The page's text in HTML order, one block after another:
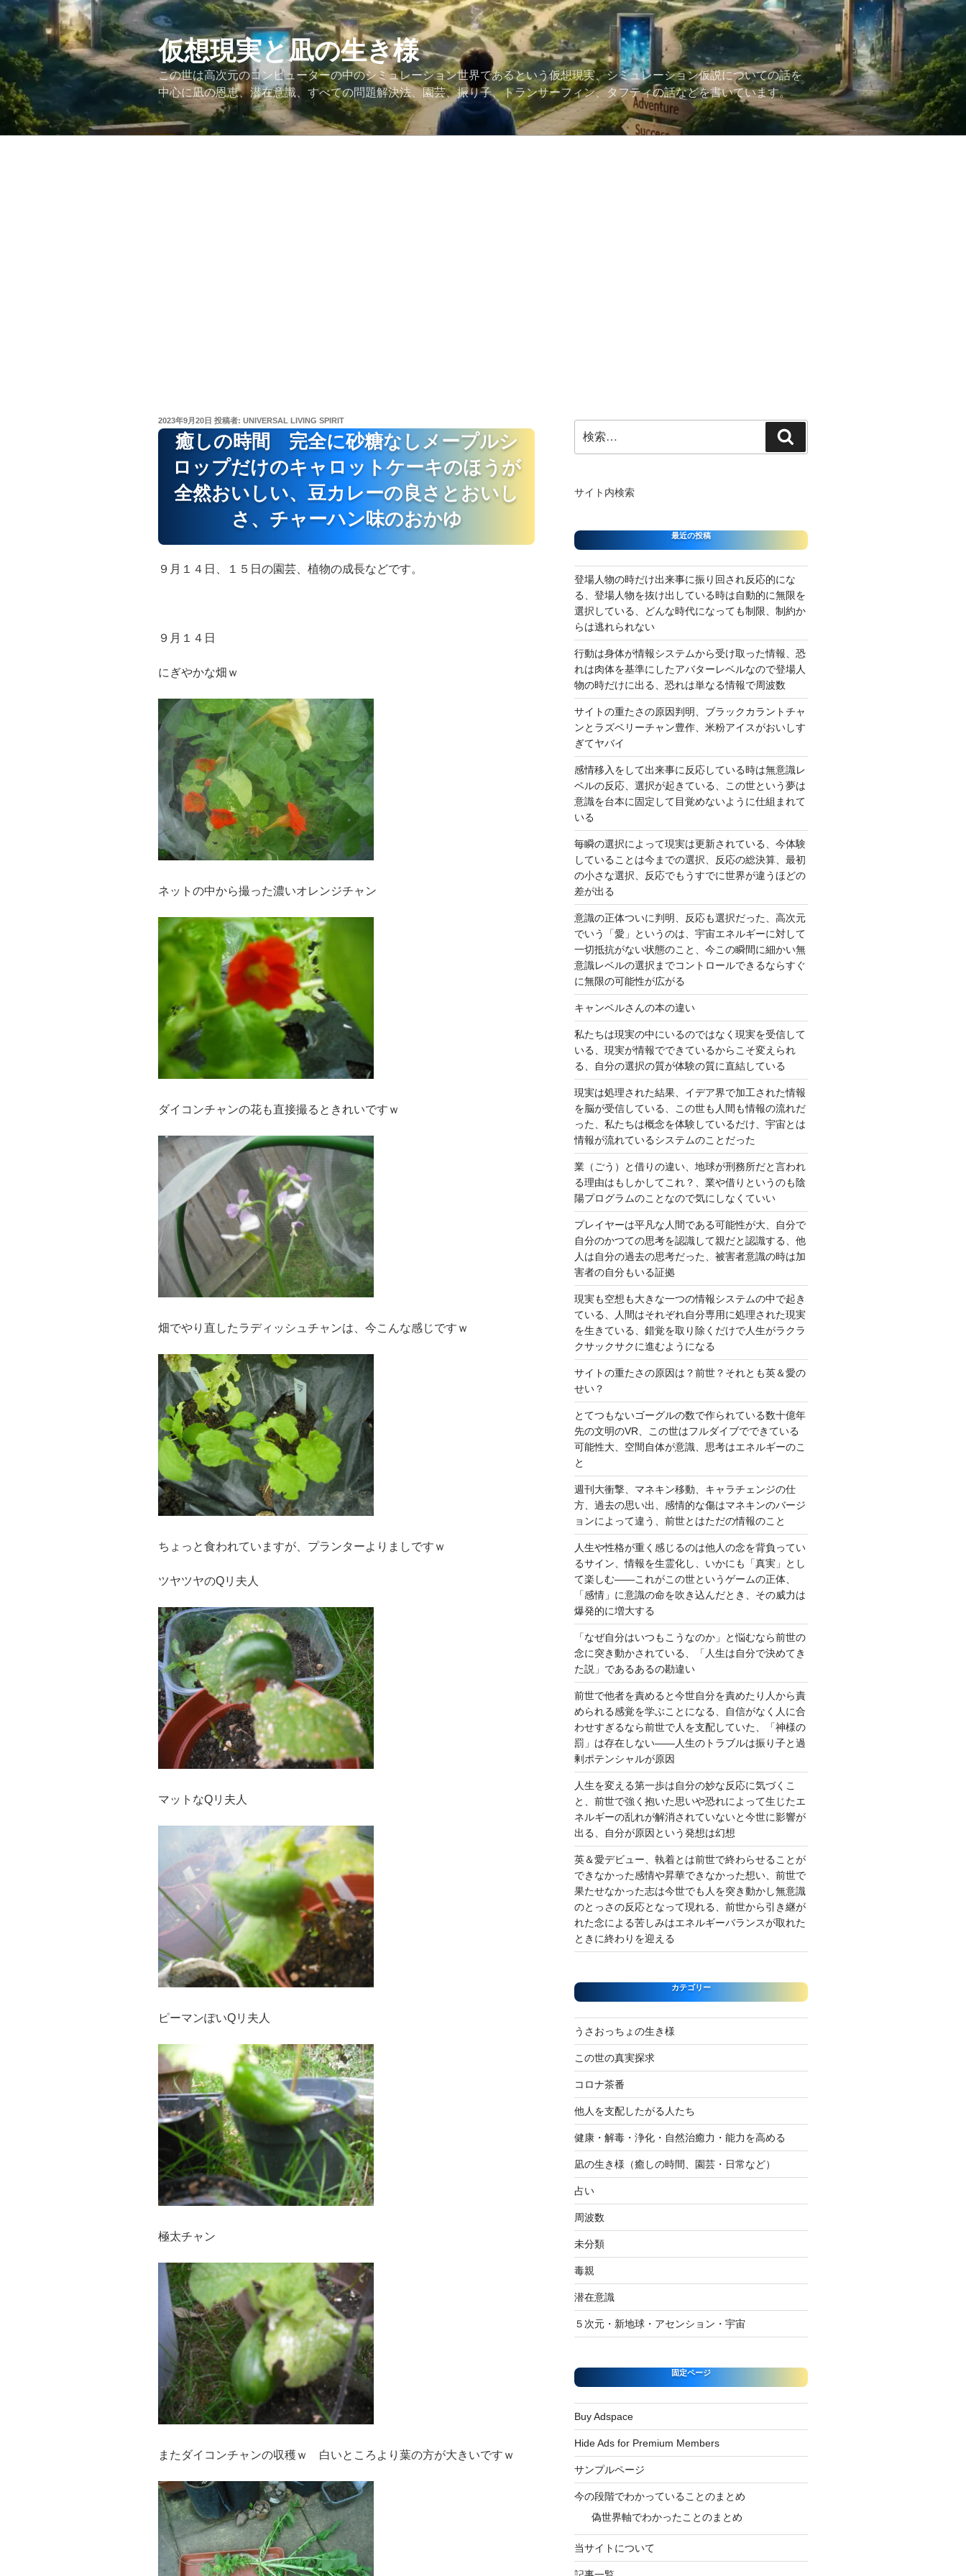
コ
テ
ン
ツ
へ
ス
仮想現実と凪の生き様
この世は高次元のコンピューターの中のシミュレーション世界であるという仮想現実、シミュレーション仮説についての話を
中心に凪の恩恵、潜在意識、すべての問題解決法、園芸、振り子、トランサーフィン、タフティの話などを書いています。
投
稿
2023年9月20日 投稿者: UNIVERSAL LIVING SPIRIT
癒しの時間 完全に砂糖なしメープルシ
ロップだけのキャロットケーキのほうが
全然おいしい、豆カレーの良さとおいし
さ、チャーハン味のおかゆ
９月１４日、１５日の園芸、植物の成長などです。
９月１４日
にぎやかな畑ｗ
ネットの中から撮った濃いオレンジチャン
ダイコンチャンの花も直接撮るときれいですｗ
畑でやり直したラディッシュチャンは、今こんな感じですｗ
ちょっと食われていますが、プランターよりましですｗ
ツヤツヤのQリ夫人
マットなQリ夫人
ピーマンぽいQリ夫人
極太チャン
またダイコンチャンの収穫ｗ 白いところより葉の方が大きいですｗ
索:
索
サイト内検索
最近の投稿
登場人物の時だけ出来事に振り回され反応的にな
る、登場人物を抜け出している時は自動的に無限を
選択している、どんな時代になっても制限、制約か
らは逃れられない
行動は身体が情報システムから受け取った情報、恐
れは肉体を基準にしたアバターレベルなので登場人
物の時だけに出る、恐れは単なる情報で周波数
サイトの重たさの原因判明、ブラックカラントチャ
ンとラズベリーチャン豊作、米粉アイスがおいしす
ぎてヤバイ
感情移入をして出来事に反応している時は無意識レ
ベルの反応、選択が起きている、この世という夢は
意識を台本に固定して目覚めないように仕組まれて
いる
毎瞬の選択によって現実は更新されている、今体験
していることは今までの選択、反応の総決算、最初
の小さな選択、反応でもうすでに世界が違うほどの
差が出る
意識の正体ついに判明、反応も選択だった、高次元
でいう「愛」というのは、宇宙エネルギーに対して
一切抵抗がない状態のこと、今この瞬間に細かい無
意識レベルの選択までコントロールできるならすぐ
に無限の可能性が広がる
キャンベルさんの本の違い
私たちは現実の中にいるのではなく現実を受信して
いる、現実が情報でできているからこそ変えられ
る、自分の選択の質が体験の質に直結している
現実は処理された結果、イデア界で加工された情報
を脳が受信している、この世も人間も情報の流れだ
った、私たちは概念を体験しているだけ、宇宙とは
情報が流れているシステムのことだった
業（ごう）と借りの違い、地球が刑務所だと言われ
る理由はもしかしてこれ？、業や借りというのも陰
陽プログラムのことなので気にしなくていい
プレイヤーは平凡な人間である可能性が大、自分で
自分のかつての思考を認識して親だと認識する、他
人は自分の過去の思考だった、被害者意識の時は加
害者の自分もいる証拠
現実も空想も大きな一つの情報システムの中で起き
ている、人間はそれぞれ自分専用に処理された現実
を生きている、錯覚を取り除くだけで人生がラクラ
クサックサクに進むようになる
サイトの重たさの原因は？前世？それとも英＆愛の
せい？
とてつもないゴーグルの数で作られている数十億年
先の文明のVR、この世はフルダイブでできている
可能性大、空間自体が意識、思考はエネルギーのこ
と
週刊大衝撃、マネキン移動、キャラチェンジの仕
方、過去の思い出、感情的な傷はマネキンのバージ
ョンによって違う、前世とはただの情報のこと
人生や性格が重く感じるのは他人の念を背負ってい
るサイン、情報を生霊化し、いかにも「真実」とし
て楽しむ――これがこの世というゲームの正体、
「感情」に意識の命を吹き込んだとき、その威力は
爆発的に増大する
「なぜ自分はいつもこうなのか」と悩むなら前世の
念に突き動かされている、「人生は自分で決めてき
た説」であるあるの勘違い
前世で他者を責めると今世自分を責めたり人から責
められる感覚を学ぶことになる、自信がなく人に合
わせすぎるなら前世で人を支配していた、「神様の
罰」は存在しない――人生のトラブルは振り子と過
剰ポテンシャルが原因
人生を変える第一歩は自分の妙な反応に気づくこ
と、前世で強く抱いた思いや恐れによって生じたエ
ネルギーの乱れが解消されていないと今世に影響が
出る、自分が原因という発想は幻想
英＆愛デビュー、執着とは前世で終わらせることが
できなかった感情や昇華できなかった想い、前世で
果たせなかった志は今世でも人を突き動かし無意識
のとっさの反応となって現れる、前世から引き継が
れた念による苦しみはエネルギーバランスが取れた
ときに終わりを迎える
カテゴリー
うさおっちょの生き様
この世の真実探求
コロナ茶番
他人を支配したがる人たち
健康・解毒・浄化・自然治癒力・能力を高める
凪の生き様（癒しの時間、園芸・日常など）
占い
周波数
未分類
毒親
潜在意識
５次元・新地球・アセンション・宇宙
固定ページ
Buy Adspace
Hide Ads for Premium Members
サンプルページ
今の段階でわかっていることのまとめ
偽世界軸でわかったことのまとめ
当サイトについて